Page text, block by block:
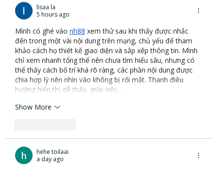
Frontier in the Early Detection of
Alzheimer’s Disease
lisaa la
5 hours ago
Mình có ghé vào nh88 xem thử sau khi thấy được nhắc
đến trong một vài nội dung trên mạng, chủ yếu để tham
khảo cách họ thiết kế giao diện và sắp xếp thông tin. Mình
chỉ xem nhanh tổng thể nên chưa tìm hiểu sâu, nhưng có
thể thấy cách bố trí khá rõ ràng, các phần nội dung được
chia hợp lý nên nhìn vào không bị rối mắt. Thanh điều
hướng hiển thị dễ thấy, giúp việc…
Show More
hehe toilaai
a day ago